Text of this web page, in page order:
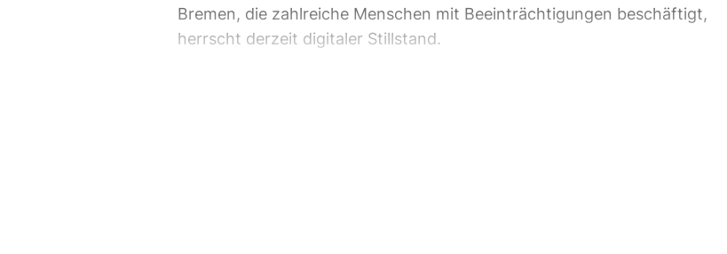
Bremen, die zahlreiche Menschen mit Beeinträchtigungen beschäftigt,
herrscht derzeit digitaler Stillstand.